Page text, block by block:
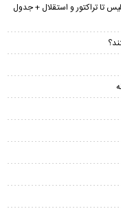
تا تراکتور و استقلال + جدول